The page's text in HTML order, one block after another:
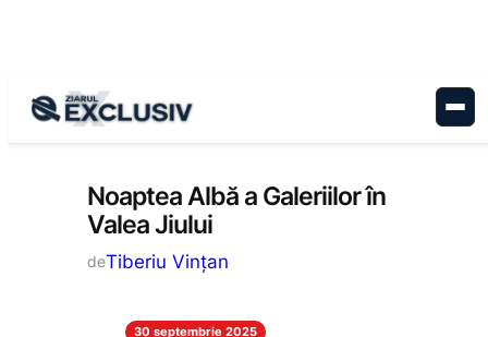
Cultură, Stiri la zi
Noaptea Albă a Galeriilor în
Valea Jiului
deTiberiu Vințan
30 septembrie 2025